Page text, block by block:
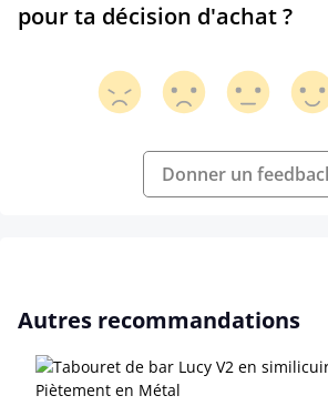
pour ta décision d'achat ?
Donner un
Ignorer la galerie de produits
Autres recommandations